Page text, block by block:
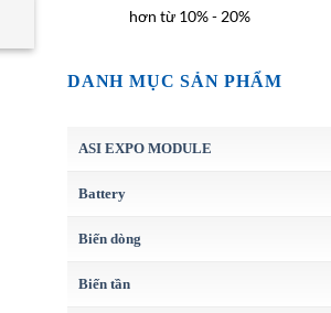
hơn từ 10% - 20%
DANH MỤC SẢN PHẨM
ASI EXPO MODULE
Battery
Biến dòng
Biến tần